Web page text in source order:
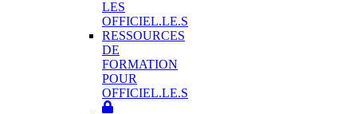
LES
OFFICIEL.LE.S
RESSOURCES
DE
FORMATION
POUR
OFFICIEL.LE.S